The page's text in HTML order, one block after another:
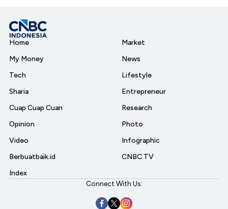
Home
My Money
Tech
Sharia
Cuap Cuap Cuan
Opinion
Video
Berbuatbaik.id
Index
Market
News
Lifestyle
Entrepreneur
Research
Photo
Infographic
CNBC TV
Connect With Us: